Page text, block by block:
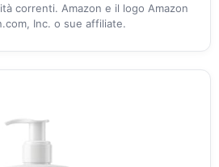
correnti. Amazon e il logo Amazon
Inc. o sue affiliate.